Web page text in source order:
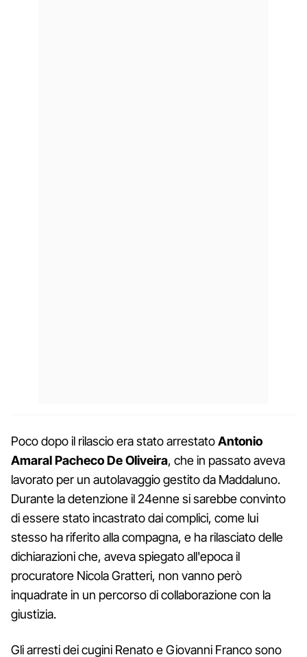
Poco dopo il rilascio era stato arrestatoAntonio
Amaral Pacheco De Oliveira, che in passato aveva
lavorato per un autolavaggio gestito da Maddaluno.
Durante la detenzione il 24enne si sarebbe convinto
di essere stato incastrato dai complici, come lui
stesso ha riferito alla compagna, e ha rilasciato delle
dichiarazioni che, aveva spiegato all'epoca il
procuratore Nicola Gratteri, non vanno però
inquadrate in un percorso di collaborazione con la
giustizia.
Gli arresti dei cugini Renato e Giovanni Franco sono